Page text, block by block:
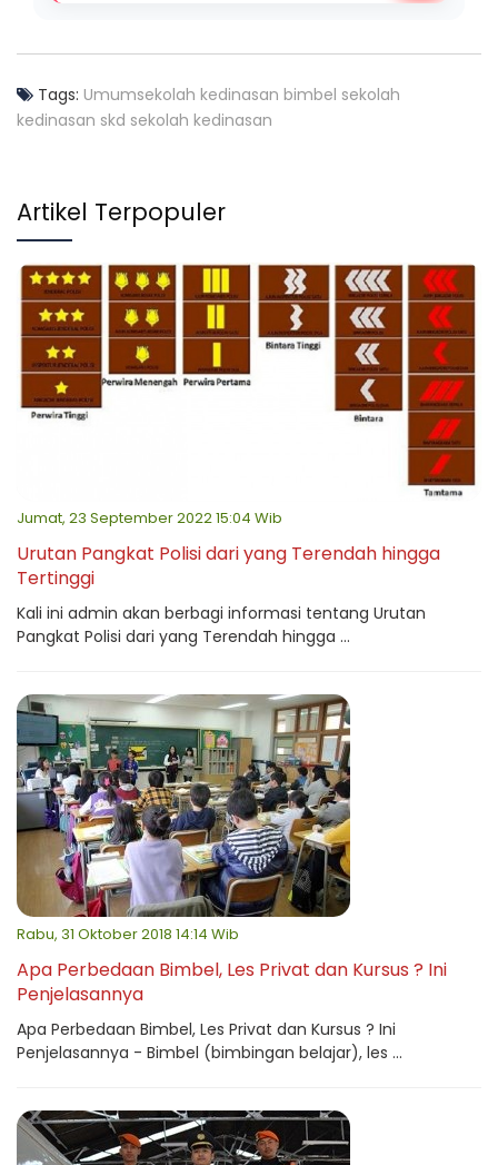
Tags: Umumsekolah kedinasan bimbel sekolah
kedinasan skd sekolah kedinasan
Artikel Terpopuler
Jumat, 23 September 2022 15:04 Wib
Urutan Pangkat Polisi dari yang Terendah hingga
Tertinggi
Kali ini admin akan berbagi informasi tentang Urutan
Pangkat Polisi dari yang Terendah hingga ...
Rabu, 31 Oktober 2018 14:14 Wib
Apa Perbedaan Bimbel, Les Privat dan Kursus ? Ini
Penjelasannya
Apa Perbedaan Bimbel, Les Privat dan Kursus ? Ini
Penjelasannya - Bimbel (bimbingan belajar), les ...